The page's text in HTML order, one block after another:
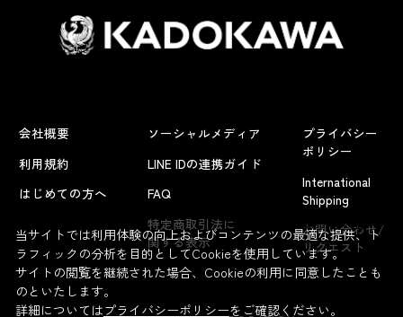
よくあるお問い合わせ
会社概要
利用規約
はじめての方へ
ソーシャルメディア
LINE IDの連携ガイド
FAQ
特定商取引法に
関する表示
プライバシー
ポリシー
International
Shipping
お問い合わせ/
リクエスト
当サイトでは利用体験の向上およびコンテンツの最適な提供、ト
ラフィックの分析を目的としてCookieを使用しています。
サイトの閲覧を継続された場合、Cookieの利用に同意したことも
のといたします。
詳細についてはプライバシーポリシーをご確認ください。